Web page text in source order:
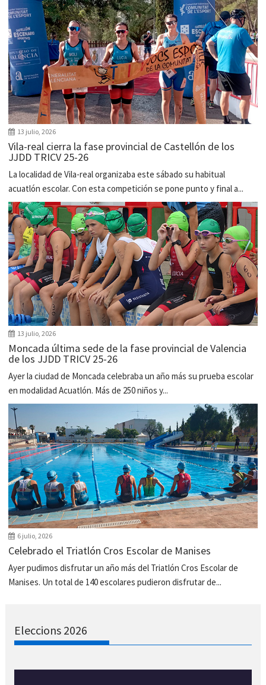
13 julio, 2026
Vila-real cierra la fase provincial de Castellón de los
JJDD TRICV 25-26
La localidad de Vila-real organizaba este sábado su habitual
acuatlón escolar. Con esta competición se pone punto y final a...
13 julio, 2026
Moncada última sede de la fase provincial de Valencia
de los JJDD TRICV 25-26
Ayer la ciudad de Moncada celebraba un año más su prueba escolar
en modalidad Acuatlón. Más de 250 niños y...
6 julio, 2026
Celebrado el Triatlón Cros Escolar de Manises
Ayer pudimos disfrutar un año más del Triatlón Cros Escolar de
Manises. Un total de 140 escolares pudieron disfrutar de...
Eleccions 2026